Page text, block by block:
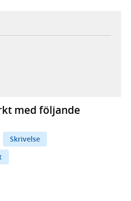
i ny flik, extern webbplats,
extern webbplats,
i ny flik, extern webbplats,
e-postklient,
med följande
Skrivelse